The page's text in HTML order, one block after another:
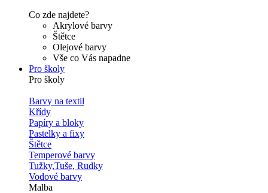
Co zde najdete?
Akrylové barvy
Štětce
Olejové barvy
Vše co Vás napadne
Pro školy
Pro školy
Barvy na textil
Křídy
Papíry a bloky
Pastelky a fixy
Štětce
Temperové barvy
Tužky,Tuše, Rudky
Vodové barvy
Malba